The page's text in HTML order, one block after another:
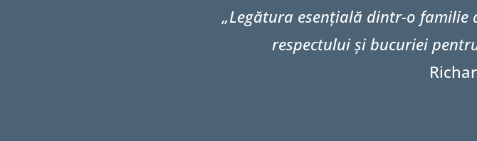
„Legătura esenţială dintr-o familie
respectului şi bucuriei